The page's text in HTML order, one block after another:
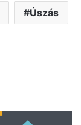
Úszás